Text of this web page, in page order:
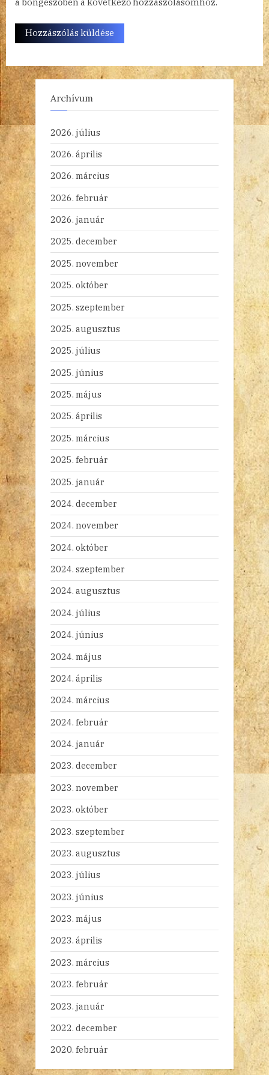
Archívum
2026. július
2026. április
2026. március
2026. február
2026. január
2025. december
2025. november
2025. október
2025. szeptember
2025. augusztus
2025. július
2025. június
2025. május
2025. április
2025. március
2025. február
2025. január
2024. december
2024. november
2024. október
2024. szeptember
2024. augusztus
2024. július
2024. június
2024. május
2024. április
2024. március
2024. február
2024. január
2023. december
2023. november
2023. október
2023. szeptember
2023. augusztus
2023. július
2023. június
2023. május
2023. április
2023. március
2023. február
2023. január
2022. december
2020. február